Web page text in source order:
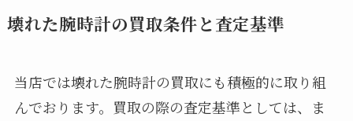
壊れた腕時計の買取条件と査定基準
当店では壊れた腕時計の買取にも積極的に取り組
んでおります。買取の際の査定基準としては、ま